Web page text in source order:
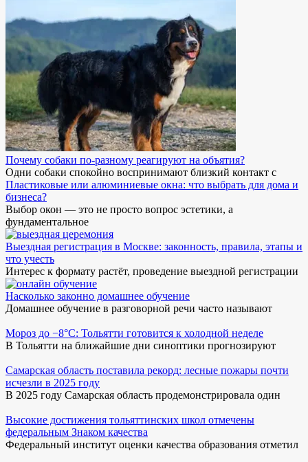
Почему собаки по-разному реагируют на объятия?
Одни собаки спокойно воспринимают близкий контакт с
Пластиковые или алюминиевые окна: что выбрать для дома и
бизнеса?
Выбор окон — это не просто вопрос эстетики, а
фундаментальное
Выездная регистрация в Москве: законность, правила, этапы и
что учесть
Интерес к формату растёт, проведение выездной регистрации
Насколько законно домашнее обучение
Домашнее обучение в разговорной речи часто называют
Мороз до −8°C: Тольятти готовится к холодной неделе
В Тольятти на ближайшие дни синоптики прогнозируют
Самарская область поставила рекорд: лесные пожары почти
исчезли в 2025 году
В 2025 году Самарская область продемонстрировала один
Высокие достижения тольяттинских школ отмечены
федеральным Знаком качества
Федеральный институт оценки качества образования отметил